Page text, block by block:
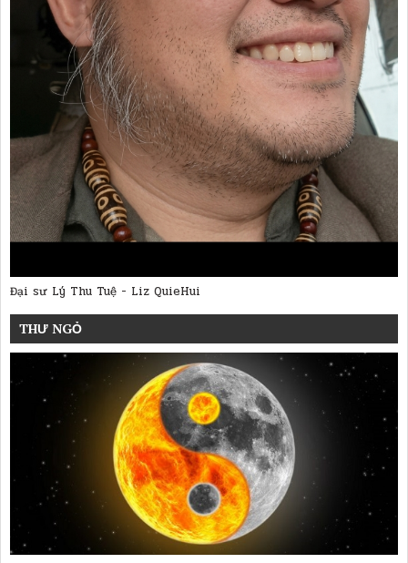
Đại sư Lý Thu Tuệ - Liz QuieHui
THƯ NGỎ